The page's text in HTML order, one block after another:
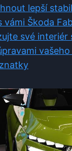
lepší
Škoda
své interiér
vašeho